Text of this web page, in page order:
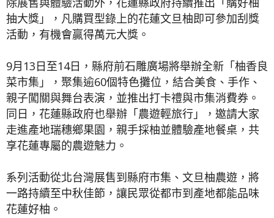
抽大獎」，凡購買型錄上的花蓮文旦柚即可參加刮獎
活動，有機會贏得萬元大獎。
9月13日至14日，縣府前石雕廣場將舉辦全新「柚香良
菜市集」，聚集逾60個特色攤位，結合美食、手作、
親子闖關與舞台表演，並推出打卡禮與市集消費券。
同日，花蓮縣政府也舉辦「農遊輕旅行」，邀請大家
走進產地瑞穗鄉果園，親手採柚並體驗產地餐桌，共
享花蓮專屬的農遊魅力。
系列活動從北台灣展售到縣府市集、文旦柚農遊，將
一路持續至中秋佳節，讓民眾從都市到產地都能品味
花蓮好柚。